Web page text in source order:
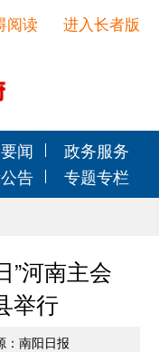
进入长者版
阅读
闻
政务服务
告
专题专栏
”河南主会
举行
：南阳日报